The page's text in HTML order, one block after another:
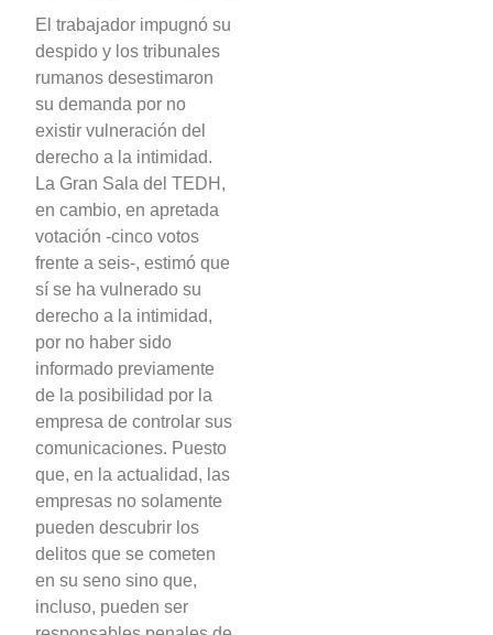
El trabajador impugnó su
despido y los tribunales
rumanos desestimaron
su demanda por no
existir vulneración del
derecho a la intimidad.
La Gran Sala del TEDH,
en cambio, en apretada
votación -cinco votos
frente a seis-, estimó que
sí se ha vulnerado su
derecho a la intimidad,
por no haber sido
informado previamente
de la posibilidad por la
empresa de controlar sus
comunicaciones. Puesto
que, en la actualidad, las
empresas no solamente
pueden descubrir los
delitos que se cometen
en su seno sino que,
incluso, pueden ser